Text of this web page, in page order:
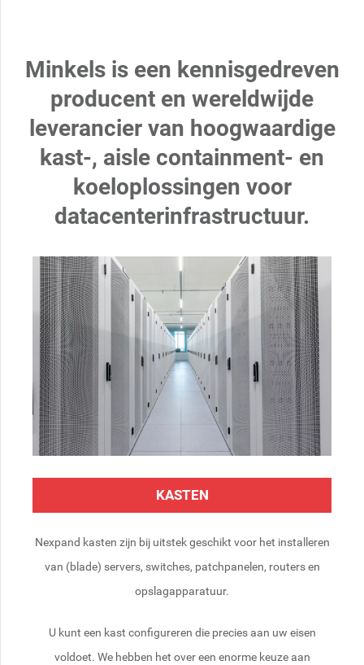
Minkels is een kennisgedreven
producent en wereldwijde
leverancier van hoogwaardige
kast-, aisle containment- en
koeloplossingen voor
datacenterinfrastructuur.
KASTEN
Nexpand kasten zijn bij uitstek geschikt voor het installeren
van (blade) servers, switches, patchpanelen, routers en
opslagapparatuur.
U kunt een kast configureren die precies aan uw eisen
voldoet. We hebben het over een enorme keuze aan